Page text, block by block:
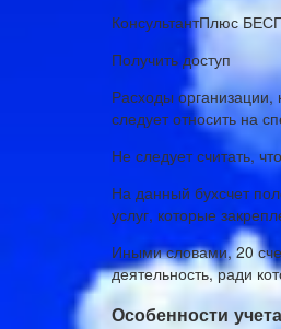
КонсультантПлюс
Получить доступ
Расходы
следует относить на
Не следует считать,
На данный бухсчет
услуг, которые
Иными словами, 20
деятельность, ради
Особенности